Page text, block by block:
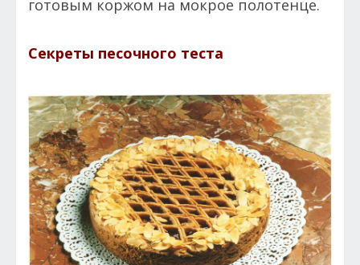
готовым коржом на мокрое полотенце.
Секреты песочного теста